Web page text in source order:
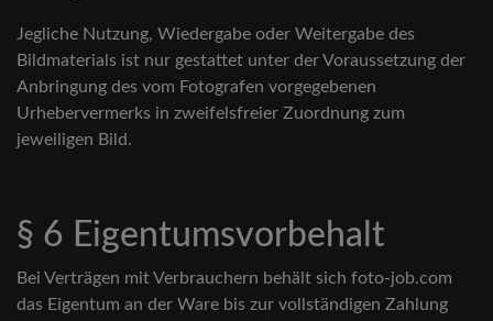
Jegliche Nutzung, Wiedergabe oder Weitergabe des
Bildmaterials ist nur gestattet unter der Voraussetzung der
Anbringung des vom Fotografen vorgegebenen
Urhebervermerks in zweifelsfreier Zuordnung zum
jeweiligen Bild.
§ 6 Eigentumsvorbehalt
Bei Verträgen mit Verbrauchern behält sich foto-job.com
das Eigentum an der Ware bis zur vollständigen Zahlung